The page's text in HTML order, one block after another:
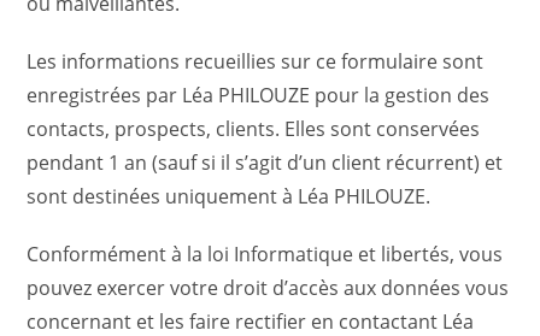
Les informations recueillies sur ce formulaire sont
enregistrées par Léa PHILOUZE pour la gestion des
contacts, prospects, clients. Elles sont conservées
pendant 1 an (sauf si il s’agit d’un client récurrent) et
sont destinées uniquement à Léa PHILOUZE.
Conformément à la loi Informatique et libertés, vous
pouvez exercer votre droit d’accès aux données vous
concernant et les faire rectifier en contactant Léa